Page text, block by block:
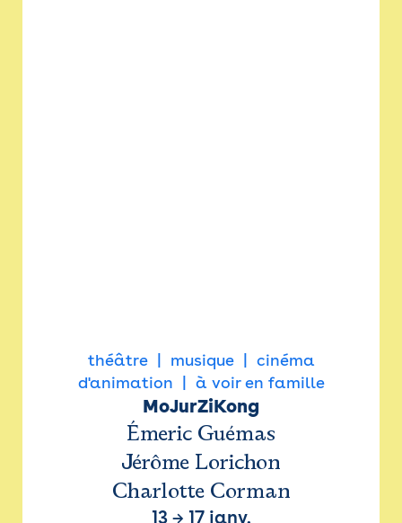
théâtre musique
cinéma
d'animation
à voir en famille
MoJurZiKong
Émeric Guémas
Jérôme Lorichon
Charlotte Corman
13→ 17 janv.